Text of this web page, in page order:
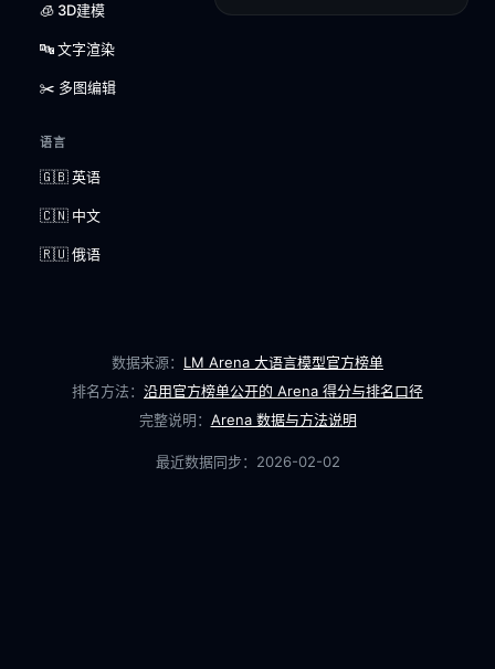
🧊 3D建模
🔤 文字渲染
✂️ 多图编辑
语言
🇬🇧 英语
🇨🇳 中文
🇷🇺 俄语
数据来源： LM Arena 大语言模型官方榜单
排名方法： 沿用官方榜单公开的 Arena 得分与排名口径
完整说明： Arena 数据与方法说明
最近数据同步： 2026-02-02